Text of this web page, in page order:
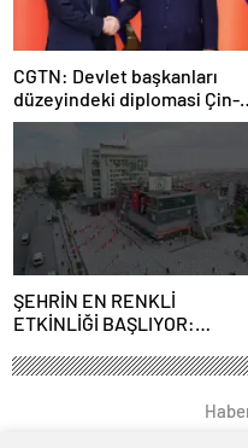
CGTN: Devlet başkanları
düzeyindeki diplomasi Çin-
Rusya arasındaki büyüyen
ortaklığı güçlendiriyor
ŞEHRİN EN RENKLİ
ETKİNLİĞİ BAŞLIYOR:
FESTİVALİ” HEYECANI